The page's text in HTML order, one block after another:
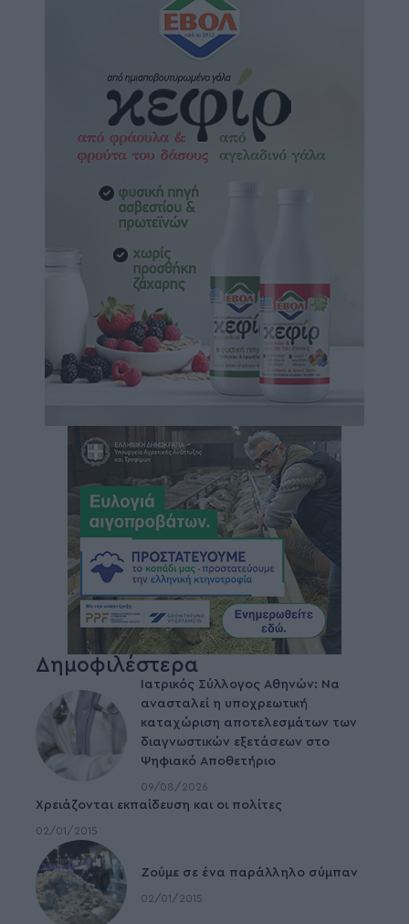
Δημοφιλέστερα
Ιατρικός Σύλλογος Αθηνών: Να
ανασταλεί η υποχρεωτική
καταχώριση αποτελεσμάτων των
διαγνωστικών εξετάσεων στο
Ψηφιακό Αποθετήριο
09/08/2026
Χρειάζονται εκπαίδευση και οι πολίτες
02/01/2015
Ζούμε σε ένα παράλληλο σύμπαν
02/01/2015